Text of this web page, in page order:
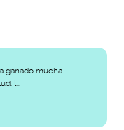
ganado mucha
l...